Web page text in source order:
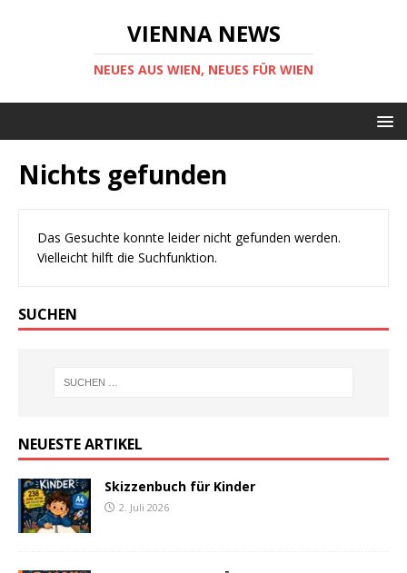
VIENNA NEWS
NEUES AUS WIEN, NEUES FÜR WIEN
Nichts gefunden
Das Gesuchte konnte leider nicht gefunden werden.
Vielleicht hilft die Suchfunktion.
SUCHEN
NEUESTE ARTIKEL
Skizzenbuch für Kinder
2. Juli 2026